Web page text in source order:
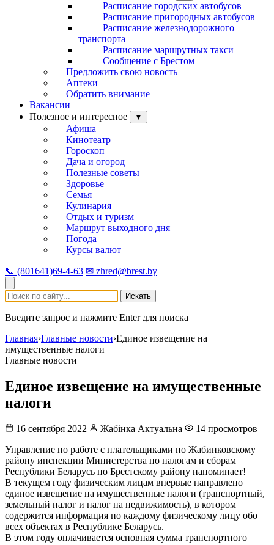
— — Расписание городских автобусов
— — Расписание пригородных автобусов
— — Расписание железнодорожного
транспорта
— — Расписание маршрутных такси
— — Сообщение с Брестом
— Предложить свою новость
— Аптеки
— Обратить внимание
Вакансии
Полезное и интересное
▼
— Афиша
— Кинотеатр
— Гороскоп
— Дача и огород
— Полезные советы
— Здоровье
— Семья
— Кулинария
— Отдых и туризм
— Маршрут выходного дня
— Погода
— Курсы валют
📞 (801641)69-4-63 ✉ zhred@brest.by
Искать
Введите запрос и нажмите Enter для поиска
Главная›Главные новости›Единое извещение на
имущественные налоги
Главные новости
Единое извещение на имущественные
налоги
16 сентября 2022 Жабінка Актуальна
14 просмотров
Управление по работе с плательщиками по Жабинковскому
району инспекции Министерства по налогам и сборам
Республики Беларусь по Брестскому району напоминает!
В текущем году физическим лицам впервые направлено
единое извещение на имущественные налоги (транспортный,
земельный налог и налог на недвижимость), в котором
содержится информация по каждому физическому лицу обо
всех объектах в Республике Беларусь.
В этом году оплачивается основная сумма транспортного